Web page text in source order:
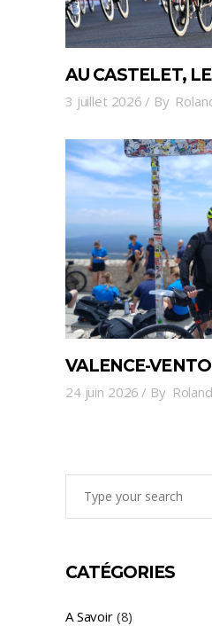
AU CASTELET,
3 juillet 2026 By
VALENCE-
24 juin 2026 By
CATÉGORIES
A Savoir(8)